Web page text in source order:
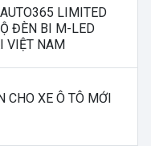
LIMITED
ĐÈN BI M-LED
VIỆT NAM
CHO XE Ô TÔ MỚI